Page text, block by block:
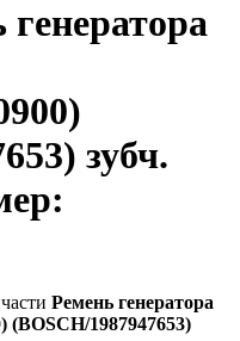
зубч.
Ремень генератора
1987947653)